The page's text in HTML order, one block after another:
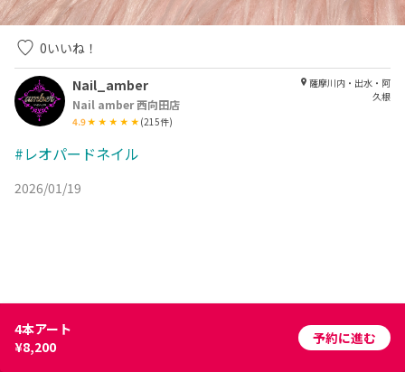
0いいね！
Nail_amber
Nail amber 西向田店
4.9 (215件)
薩摩川内・出水・阿
久根
#レオパードネイル
2026/01/19
4本アート
¥8,200
予約に進む